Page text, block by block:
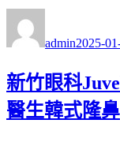
者
admin佈
期:
2025-
新竹眼科
醫生韓式隆鼻